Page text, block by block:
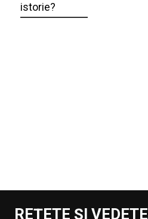
istorie?
REȚETE ȘI VEDETE